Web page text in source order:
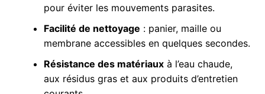
pour éviter les mouvements parasites.
Facilité de nettoyage : panier, maille ou
membrane accessibles en quelques secondes.
Résistance des matériauxà l’eau chaude,
aux résidus gras et aux produits d’entretien